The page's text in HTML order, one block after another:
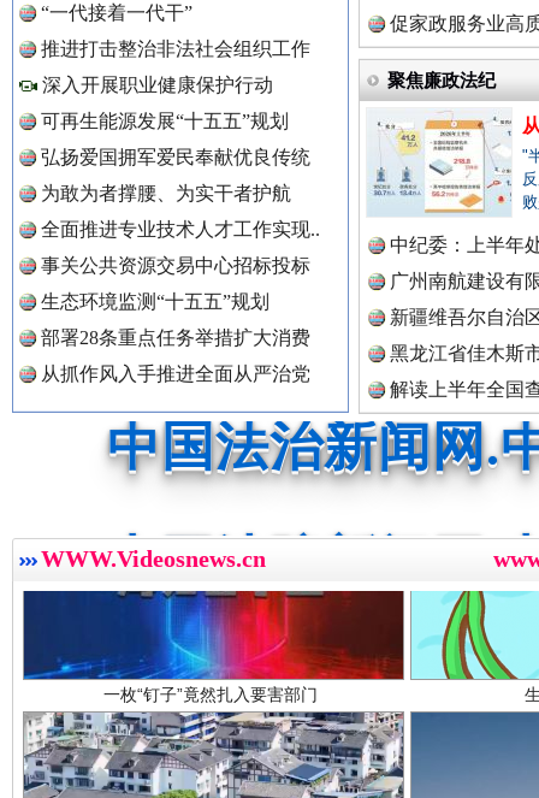
“一代接着一代干”
推进打击整治非法社会组织工作
深入开展职业健康保护行动
可再生能源发展“十五五”规划
弘扬爱国拥军爱民奉献优良传统
为敢为者撑腰、为实干者护航
全面推进专业技术人才工作实现..
事关公共资源交易中心招标投标
生态环境监测“十五五”规划
部署28条重点任务举措扩大消费
从抓作风入手推进全面从严治党
定》
促家政服务业高
聚焦廉政法纪
"
中纪委：上半年
广州南航建设有
新疆维吾尔自治
黑龙江省佳木斯
解读上半年全国
数据
中国公民新闻网.
中国公共新闻网.
中国法制新闻网.
中国法治新闻网.
中国法院新闻网.
中国检察新闻网.
中国医药新闻网.
WWW.Videosnews.cn
祁连巍巍树丰碑 高回报
一枚“钉子”竟然扎入要害部门